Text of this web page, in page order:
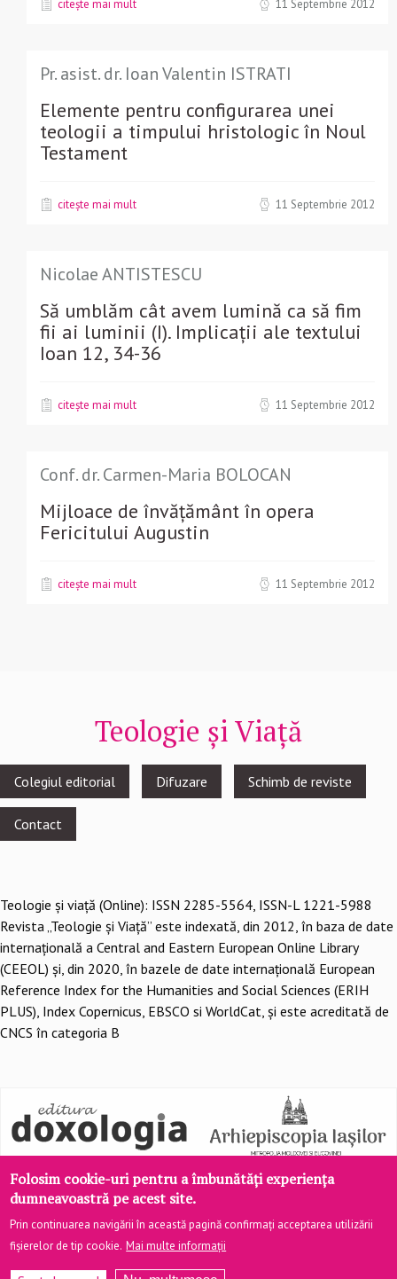
citește mai mult 11 Septembrie 2012
Pr. asist. dr. Ioan Valentin ISTRATI
Elemente pentru configurarea unei
teologii a timpului hristologic în Noul
Testament
citește mai mult 11 Septembrie 2012
Nicolae ANTISTESCU
Să umblăm cât avem lumină ca să fim
fii ai luminii (I). Implicații ale textului
Ioan 12, 34-36
citește mai mult 11 Septembrie 2012
Conf. dr. Carmen-Maria BOLOCAN
Mijloace de învățământ în opera
Fericitului Augustin
citește mai mult 11 Septembrie 2012
Teologie și Viață
Footer
menu
Colegiul editorial Difuzare Schimb de reviste
Contact
Teologie şi viaţă (Online): ISSN 2285-5564, ISSN-L 1221-5988
Revista „Teologie și Viață” este indexată, din 2012, în baza de date
internațională a Central and Eastern European Online Library
(CEEOL) și, din 2020, în bazele de date internațională European
Reference Index for the Humanities and Social Sciences (ERIH
PLUS), Index Copernicus, EBSCO si WorldCat, și este acreditată de
CNCS în categoria B
Site realizat deDOXOLOGIA MEDIA
teologiesiviata.ro
Folosim cookie-uri pentru a îmbunătăți experiența
dumneavoastră pe acest site.
Prin continuarea navigării în această pagină confirmați acceptarea utilizării
fișierelor de tip cookie. Mai multe informații